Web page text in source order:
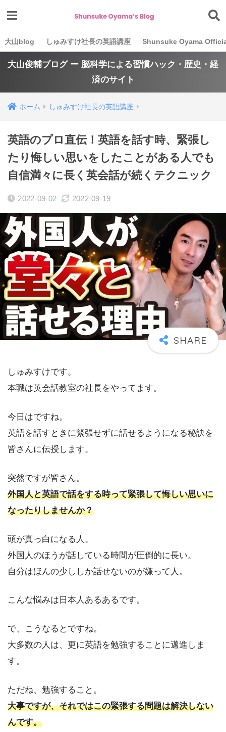
大山blog しゅみすけ社長の英語講座 Shunsuke Oyama
大山俊輔ブログ ー 脳科学による習慣ハック・歴史・経
済のサイト
ホーム しゅみすけ社長の英語講座
英語のプロ直伝！英語を話す時、緊張し
たり悔しい思いをしたことがある人でも
自信満々に長く英会話が続くテクニック
2022-09-02 2022-09-19
しゅみすけです。
本職は英会話教室の社長をやってます。
今日はですね。
英語を話すときに緊張せずに話せるようになる秘訣を
皆さんに伝授します。
突然ですが皆さん。
外国人と英語で話をする時って緊張して悔しい思いに
なったりしませんか？
頭が真っ白になる人。
外国人のほうが話している時間が圧倒的に長い。
自分はほんの少ししか話せないのが嫌って人。
こんな悩みは日本人あるあるです。
で、こうなるとですね。
大多数の人は、更に英語を勉強することに邁進しま
す。
ただね、勉強すること。
大事ですが、それではこの緊張する問題は解決しない
んです。